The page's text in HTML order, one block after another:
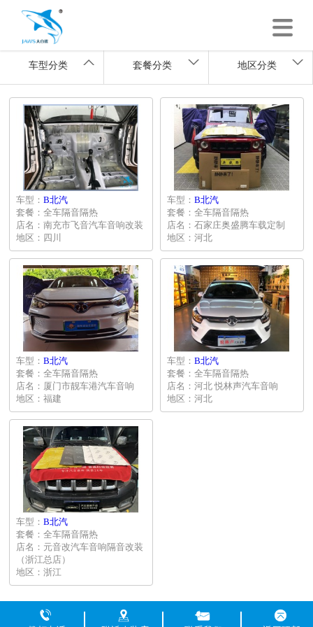
车型分类 套餐分类 地区分类
车型： B北汽
套餐：全车隔音隔热
店名：南充市飞音汽车音响改装
地区：四川
车型： B北汽
套餐：全车隔音隔热
店名：石家庄奥盛腾车载定制
地区：河北
车型： B北汽
套餐：全车隔音隔热
店名：厦门市靓车港汽车音响
地区：福建
车型： B北汽
套餐：全车隔音隔热
店名：河北 悦林声汽车音响
地区：河北
车型： B北汽
套餐：全车隔音隔热
店名：元音改汽车音响隔音改装
（浙江总店）
地区：浙江